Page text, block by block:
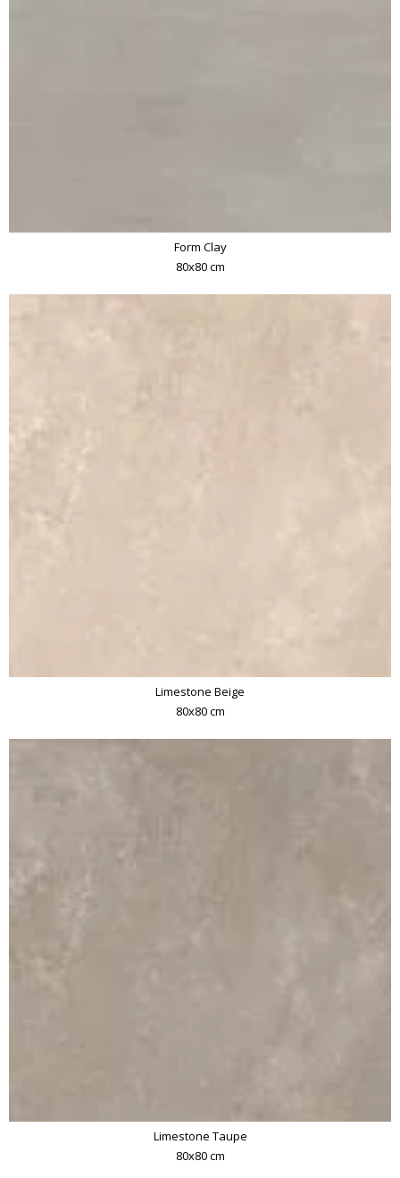
Form Clay
80x80 cm
Limestone Beige
80x80 cm
Limestone Taupe
80x80 cm